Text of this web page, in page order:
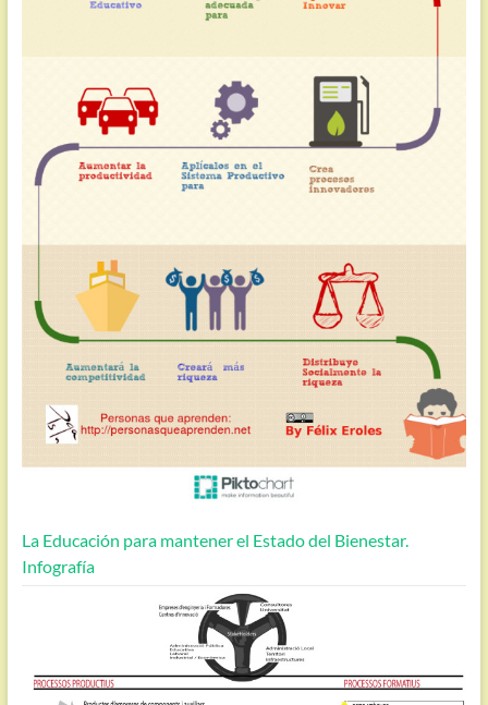
La Educación para mantener el Estado del Bienestar.
Infografía